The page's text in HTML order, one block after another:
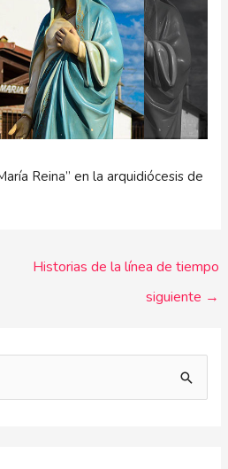
Reina” en la arquidiócesis de
Historias de la línea de tiempo
siguiente →